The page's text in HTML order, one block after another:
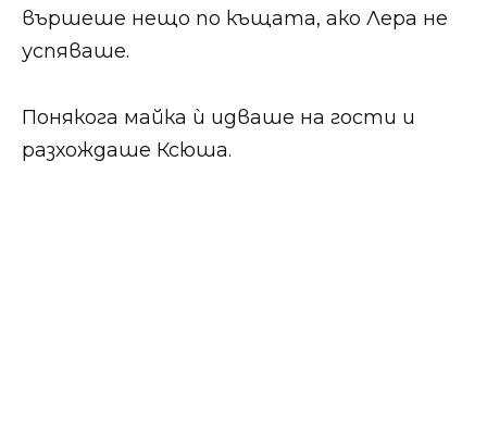
вършеше нещо по къщата, ако Лера не
успяваше.
Понякога майка ѝ идваше на гости и
разхождаше Ксюша.